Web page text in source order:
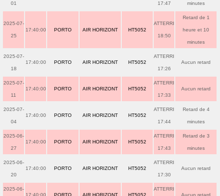
01 17:47 minutes
2025-07-
25
17:40:00 PORTO AIR HORIZONT HT5052
ATTERRI
18:50
Retard de 1
heure et 10
minutes
2025-07-
18
17:40:00 PORTO AIR HORIZONT HT5052
ATTERRI
17:26
Aucun retard
2025-07-
11
17:40:00 PORTO AIR HORIZONT HT5052
ATTERRI
17:33
Aucun retard
2025-07-
04
17:40:00 PORTO AIR HORIZONT HT5052
ATTERRI
17:44
Retard de 4
minutes
2025-06-
27
17:40:00 PORTO AIR HORIZONT HT5052
ATTERRI
17:43
Retard de 3
minutes
2025-06-
20
17:40:00 PORTO AIR HORIZONT HT5052
ATTERRI
17:30
Aucun retard
2025-06-
17:40:00 PORTO AIR HORIZONT HT5052
ATTERRI
Aucun retard